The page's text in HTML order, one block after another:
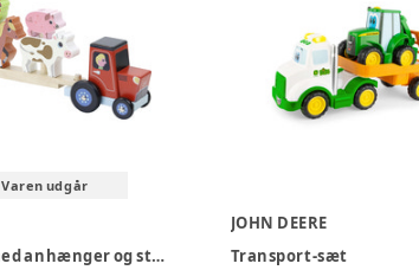
Varen udgår
Traktor med anhænger og stabledyr
JOHN DEERE
Transport-sæt